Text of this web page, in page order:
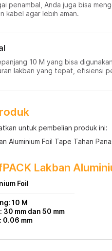
penambal, Anda juga bisa
kabel agar lebih aman.
10 M yang bisa
lakban yang tepat, efisiensi
untuk pembelian produk ini:
Aluminium Foil Tape Tahan
Lakban
Foil
10 M
30 mm dan 50 mm
0.06 mm